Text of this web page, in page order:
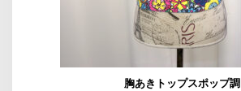
胸あきトップスポップ調